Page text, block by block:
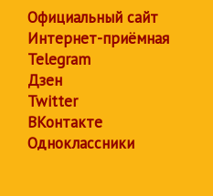
Официальный сайт
Интернет-приёмная
Telegram
Дзен
Twitter
ВКонтакте
Одноклассники